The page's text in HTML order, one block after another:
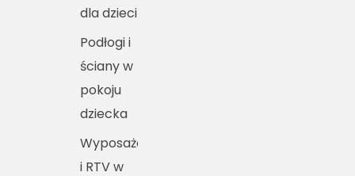
dla dzieci
Podłogi i
ściany w
pokoju
dziecka
Wyposażenie
i RTV w